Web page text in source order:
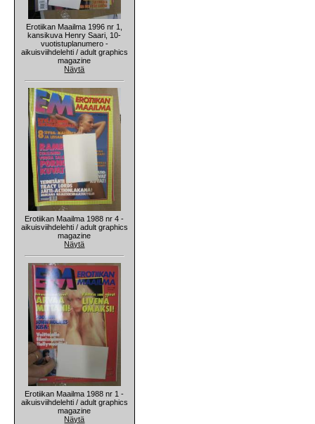
Erotiikan Maailma 1996 nr 1,
kansikuva Henry Saari, 10-
vuotistuplanumero -
aikuisviihdelehti / adult graphics
magazine
Näytä
Erotiikan Maailma 1988 nr 4 -
aikuisviihdelehti / adult graphics
magazine
Näytä
Erotiikan Maailma 1988 nr 1 -
aikuisviihdelehti / adult graphics
magazine
Näytä